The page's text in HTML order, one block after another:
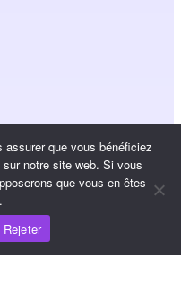
que vous bénéficiez
notre site web. Si vous
que vous en êtes
Rejeter